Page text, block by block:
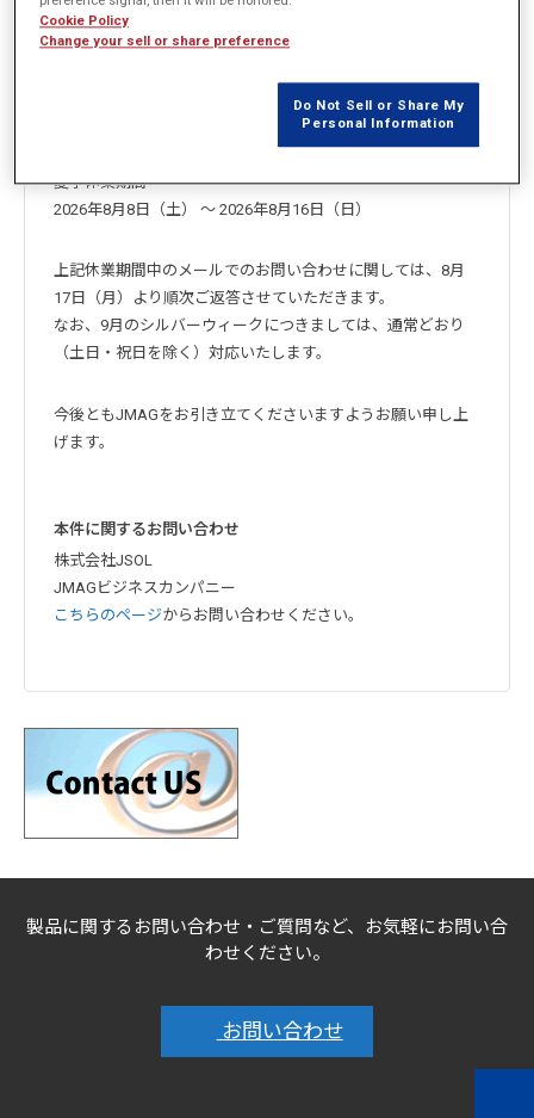
誠に勝手ながら、ユーザーサポート業務等を以下の期間休業
夏季休業期間
2026年8月8日（土） ～ 2026年8月16日（日）
上記休業期間中のメールでのお問い合わせに関しては、8月
17日（月）より順次ご返答させていただきます。
なお、9月のシルバーウィークにつきましては、通常どおり
（土日・祝日を除く）対応いたします。
今後ともJMAGをお引き立てくださいますようお願い申し上
げます。
本件に関するお問い合わせ
株式会社JSOL
JMAGビジネスカンパニー
こちらのページからお問い合わせください。
製品に関するお問い合わせ・ご質問など、お気軽にお問い合
わせください。
お問い合わせ
Cookie Policy
Change your sell or share preference
Do Not Sell or Share My
Personal Information